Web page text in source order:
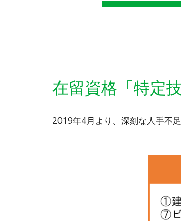
在留資格「特定
2019年4月より、深刻な人手不